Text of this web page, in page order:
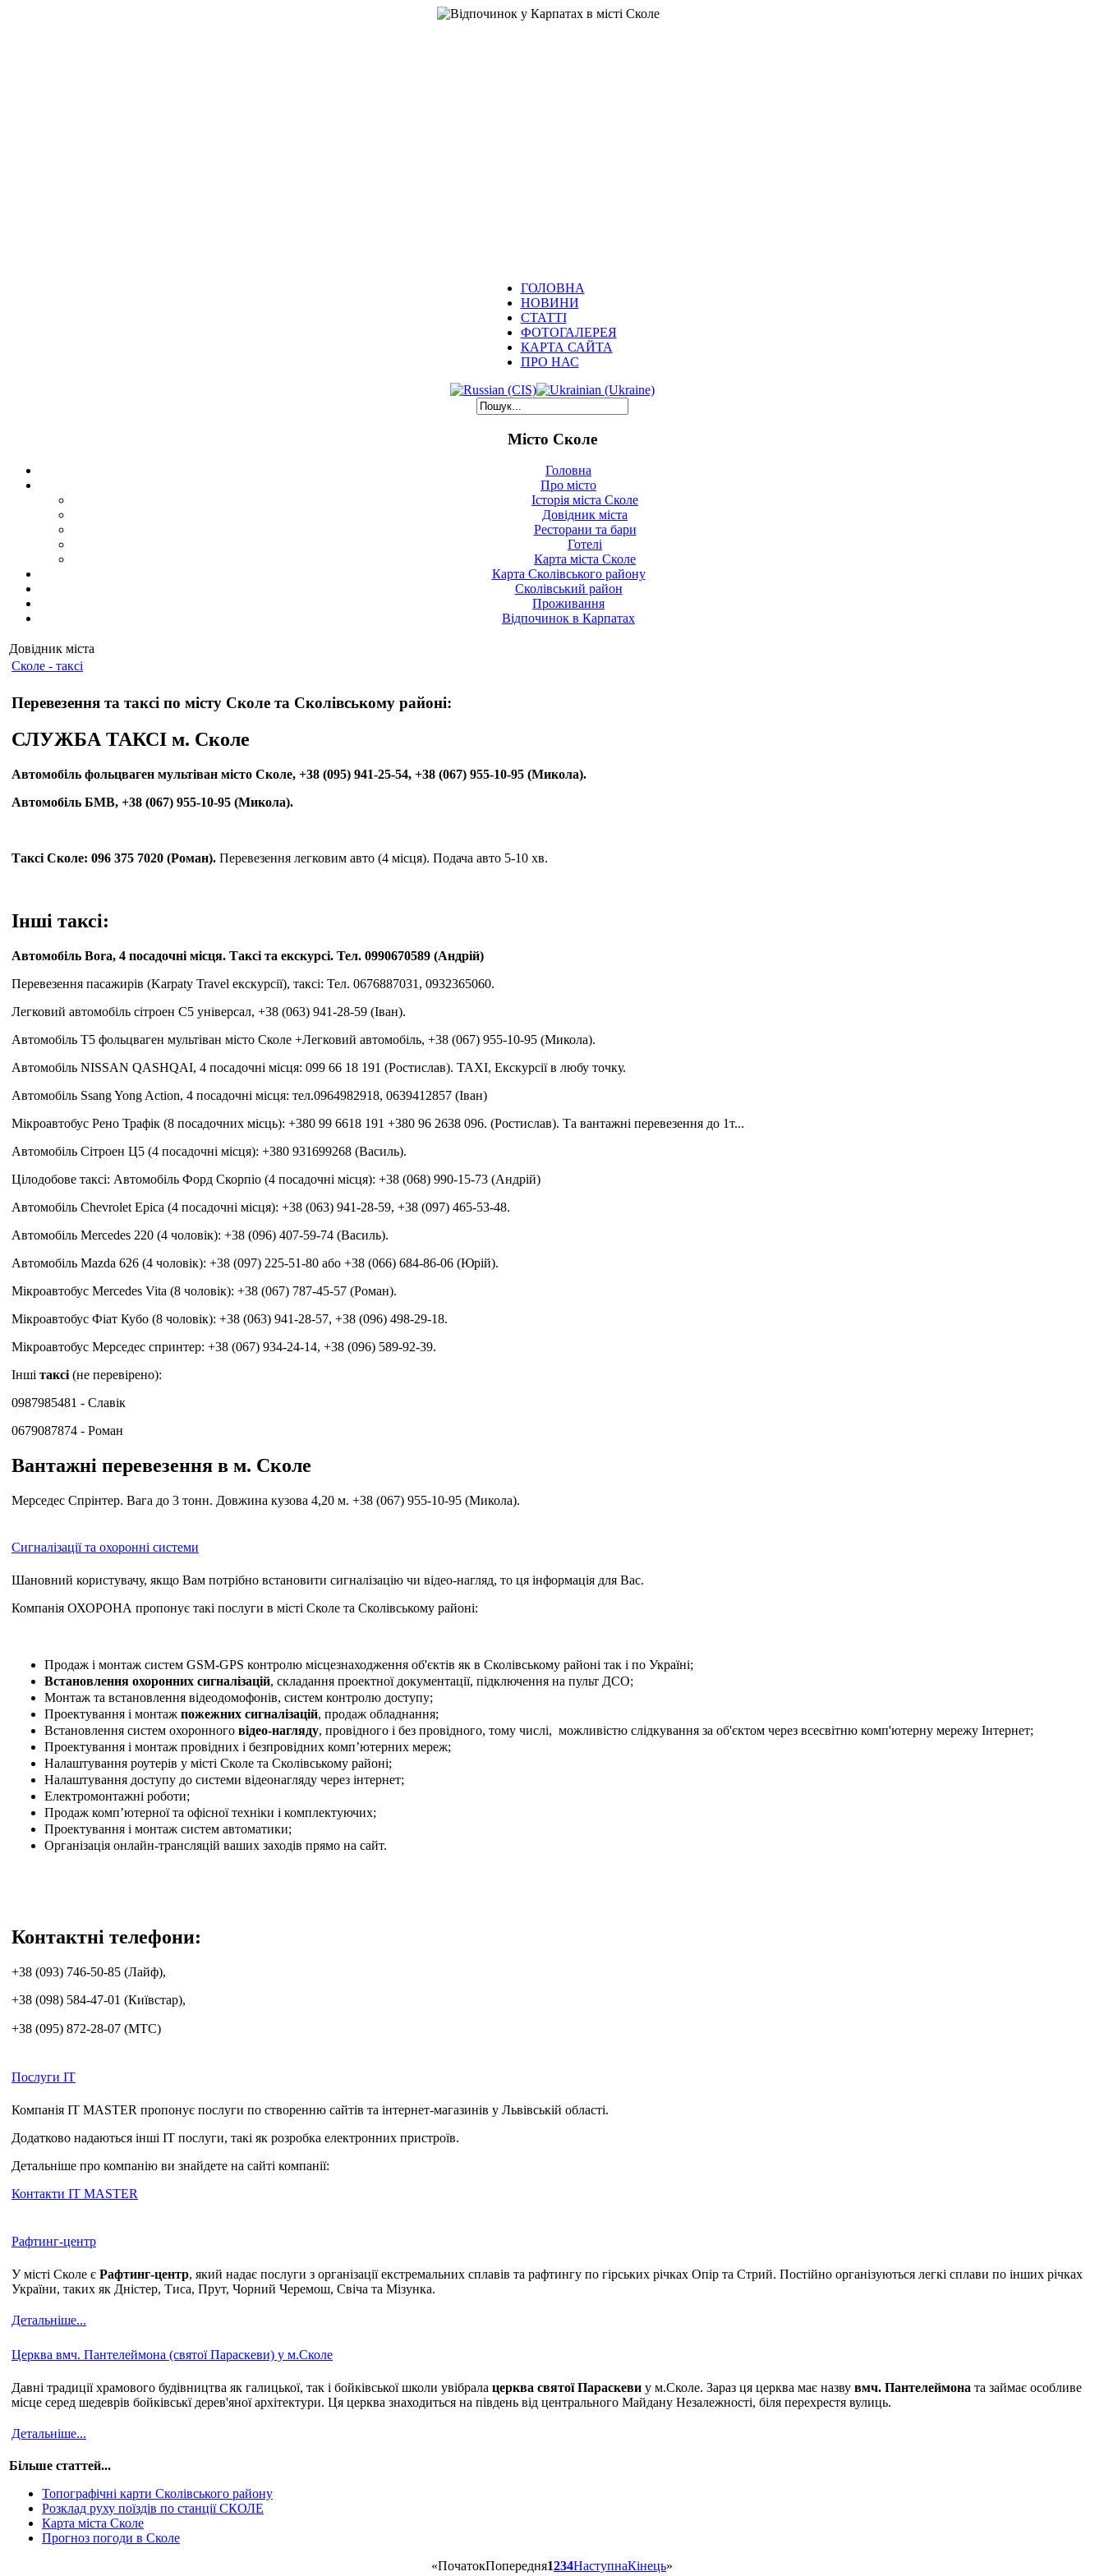
ГОЛОВНА
НОВИНИ
СТАТТІ
ФОТОГАЛЕРЕЯ
КАРТА САЙТА
ПРО НАС
Місто Сколе
Головна
Про місто
Історія міста Сколе
Довідник міста
Ресторани та бари
Готелі
Карта міста Сколе
Карта Сколівського району
Сколівський район
Проживання
Відпочинок в Карпатах
Довідник міста
Сколе - таксі
Перевезення та таксі по місту Сколе та Сколівському районі:
СЛУЖБА ТАКСІ м. Сколе
Автомобіль фольцваген мультіван місто Сколе, +38 (095) 941-25-54, +38 (067) 955-10-95 (Микола).
Автомобіль БМВ, +38 (067) 955-10-95 (Микола).
Таксі Сколе: 096 375 7020 (Роман). Перевезення легковим авто (4 місця). Подача авто 5-10 хв.
Інші таксі:
Автомобіль Bora, 4 посадочні місця. Таксі та екскурсі. Тел. 0990670589 (Андрій)
Перевезення пасажирів (Karpaty Travel екскурсії), таксі: Тел. 0676887031, 0932365060.
Легковий автомобіль сітроен С5 універсал, +38 (063) 941-28-59 (Іван).
Автомобіль Т5 фольцваген мультіван місто Сколе +Легковий автомобіль, +38 (067) 955-10-95 (Микола).
Автомобіль NISSAN QASHQAI, 4 посадочні місця: 099 66 18 191 (Ростислав). TAXI, Екскурсії в любу точку.
Автомобіль Ssang Yong Action, 4 посадочні місця: тел.0964982918, 0639412857 (Іван)
Мікроавтобус Рено Трафік (8 посадочних місць): +380 99 6618 191 +380 96 2638 096. (Ростислав). Та вантажні перевезення до 1т...
Автомобіль Сітроен Ц5 (4 посадочні місця): +380 931699268 (Василь).
Цілодобове таксі: Автомобіль Форд Скорпіо (4 посадочні місця): +38 (068) 990-15-73 (Андрій)
Автомобіль Chevrolet Epica (4 посадочні місця): +38 (063) 941-28-59, +38 (097) 465-53-48.
Автомобіль Mercedes 220 (4 чоловік): +38 (096) 407-59-74 (Василь).
Автомобіль Mazda 626 (4 чоловік): +38 (097) 225-51-80 або +38 (066) 684-86-06 (Юрій).
Мікроавтобус Mercedes Vita (8 чоловік): +38 (067) 787-45-57 (Роман).
Мікроавтобус Фіат Кубо (8 чоловік): +38 (063) 941-28-57, +38 (096) 498-29-18.
Мікроавтобус Мерседес спринтер: +38 (067) 934-24-14, +38 (096) 589-92-39.
Інші таксі (не перевірено):
0987985481 - Славік
0679087874 - Роман
Вантажні перевезення в м. Сколе
Мерседес Спрінтер. Вага до 3 тонн. Довжина кузова 4,20 м. +38 (067) 955-10-95 (Микола).
Сигналізації та охоронні системи
Шановний користувачу, якщо Вам потрібно встановити сигналізацію чи відео-нагляд, то ця інформація для Вас.
Компанія ОХОРОНА пропонує такі послуги в місті Сколе та Сколівському районі:
Продаж і монтаж систем GSM-GPS контролю місцезнаходження об'єктів як в Сколівському районі так і по Україні;
Встановлення охоронних сигналізацій, складання проектної документації, підключення на пульт ДСО;
Монтаж та встановлення відеодомофонів, систем контролю доступу;
Проектування і монтаж пожежних сигналізацій, продаж обладнання;
Встановлення систем охоронного відео-нагляду, провідного і без провідного, тому числі, можливістю слідкування за об'єктом через всесвітню комп'ютерну мережу Інтернет;
Проектування і монтаж провідних і безпровідних комп’ютерних мереж;
Налаштування роутерів у місті Сколе та Сколівському районі;
Налаштування доступу до системи відеонагляду через інтернет;
Електромонтажні роботи;
Продаж комп’ютерної та офісної техніки і комплектуючих;
Проектування і монтаж систем автоматики;
Організація онлайн-трансляцій ваших заходів прямо на сайт.
Контактні телефони:
+38 (093) 746-50-85 (Лайф),
+38 (098) 584-47-01 (Київстар),
+38 (095) 872-28-07 (MTC)
Послуги ІТ
Компанія ІТ MASTER пропонує послуги по створенню сайтів та інтернет-магазинів у Львівській області.
Додатково надаються інші ІТ послуги, такі як розробка електронних пристроїв.
Детальніше про компанію ви знайдете на сайті компанії:
Контакти IT MASTER
Рафтинг-центр
У місті Сколе є Рафтинг-центр, який надає послуги з організації екстремальних сплавів та рафтингу по гірських річках Опір та Стрий. Постійно організуються легкі сплави по інших річках
України, таких як Дністер, Тиса, Прут, Чорний Черемош, Свіча та Мізунка.
Детальніше...
Церква вмч. Пантелеймона (святої Параскеви) у м.Сколе
Давні традиції храмового будівництва як галицької, так і бойківської школи увібрала церква святої Параскеви у м.Сколе. Зараз ця церква має назву вмч. Пантелеймона та займає особливе
місце серед шедеврів бойківськї дерев'яної архітектури. Ця церква знаходиться на південь від центрального Майдану Незалежності, біля перехрестя вулиць.
Детальніше...
Більше статтей...
Топографічні карти Сколівського району
Розклад руху поїздів по станції СКОЛЕ
Карта міста Сколе
Прогноз погоди в Сколе
«ПочатокПопередня1234НаступнаКінець»